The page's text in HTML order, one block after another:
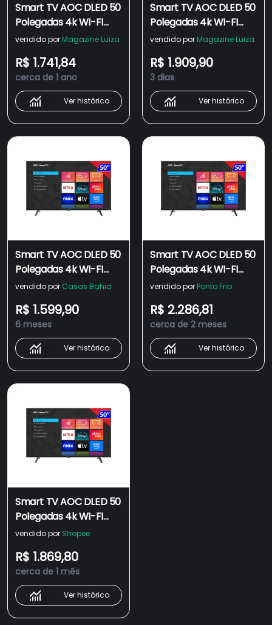
Smart TV AOC DLED 50
Polegadas 4k WI-FI
Roku TV 50U7045/78G
vendido por Magazine Luiza
R$ 1.741,84
cerca de 1 ano
Ver histórico
Smart TV AOC DLED 50
Polegadas 4k WI-FI
Roku TV 50U7045/78G
vendido por Magazine Luiza
R$ 1.909,90
3 dias
Ver histórico
Smart TV AOC DLED 50
Polegadas 4k WI-FI
Roku TV 50U7045/78G
vendido por Casas Bahia
R$ 1.599,90
6 meses
Ver histórico
Smart TV AOC DLED 50
Polegadas 4k WI-FI
Roku TV 50U7045/78G
vendido por Ponto Frio
R$ 2.286,81
cerca de 2 meses
Ver histórico
Smart TV AOC DLED 50
Polegadas 4k WI-FI
Roku TV 50U7045/78G
vendido por Shopee
R$ 1.869,80
cerca de 1 mês
Ver histórico